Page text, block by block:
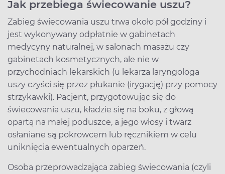
Jak przebiega świecowanie uszu?
Zabieg świecowania uszu trwa około pół godziny i
jest wykonywany odpłatnie w gabinetach
medycyny naturalnej, w salonach masażu czy
gabinetach kosmetycznych, ale nie w
przychodniach lekarskich (u lekarza laryngologa
uszy czyści się przez płukanie (irygację) przy pomocy
strzykawki). Pacjent, przygotowując się do
świecowania uszu, kładzie się na boku, z głową
opartą na małej poduszce, a jego włosy i twarz
osłaniane są pokrowcem lub ręcznikiem w celu
uniknięcia ewentualnych oparzeń.
Osoba przeprowadzająca zabieg świecowania (czyli